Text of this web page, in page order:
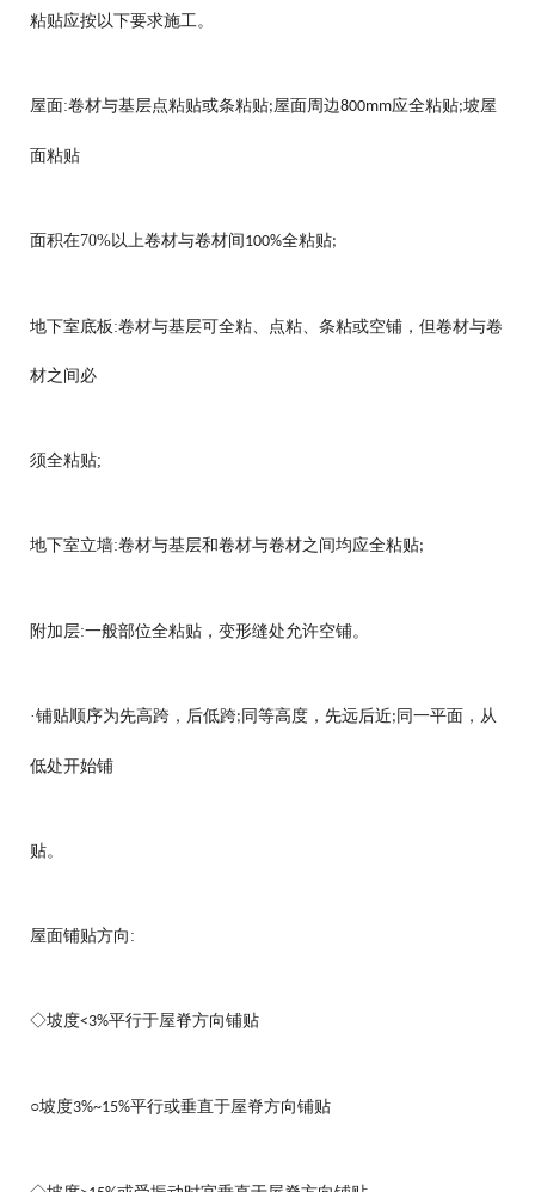
粘贴应按以下要求施工。
屋面:卷材与基层点粘贴或条粘贴;屋面周边800mm应全粘贴;坡屋
面粘贴
面积在70%以上卷材与卷材间 100%全粘贴;
地下室底板:卷材与基层可全粘、点粘、条粘或空铺，但卷材与卷
材之间必
须全粘贴;
地下室立墙:卷材与基层和卷材与卷材之间均应全粘贴;
附加层:一般部位全粘贴，变形缝处允许空铺。
·铺贴顺序为先高跨，后低跨; 同等高度，先远后近; 同一平面，从
低处开始铺
贴。
屋面铺贴方向:
◇坡度<3%平行于屋脊方向铺贴
○坡度3%~15%平行或垂直于屋脊方向铺贴